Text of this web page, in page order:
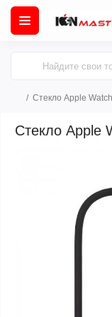
Стекло Apple
Стекло Apple